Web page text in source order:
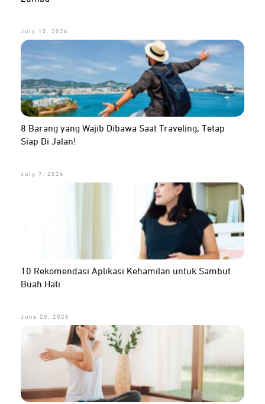
July 10, 2026
8 Barang yang Wajib Dibawa Saat Traveling, Tetap
Siap Di Jalan!
July 7, 2026
10 Rekomendasi Aplikasi Kehamilan untuk Sambut
Buah Hati
June 20, 2026